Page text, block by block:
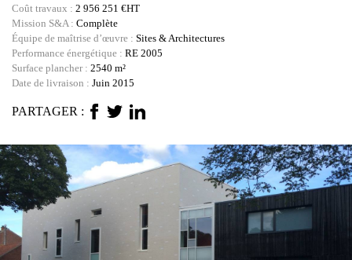
Coût travaux : 2 956 251 €HT
Mission S&A : Complète
Équipe de maîtrise d’œuvre : Sites & Architectures
Performance énergétique : RE 2005
Surface plancher : 2540 m²
Date de livraison : Juin 2015
PARTAGER :